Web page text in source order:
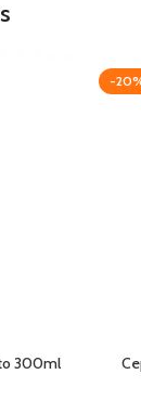
300ml
-